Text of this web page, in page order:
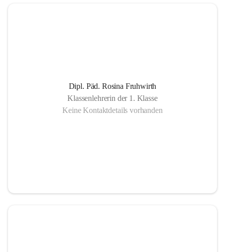
Dipl. Päd. Rosina Fruhwirth
Klassenlehrerin der 1. Klasse
Keine Kontaktdetails vorhanden